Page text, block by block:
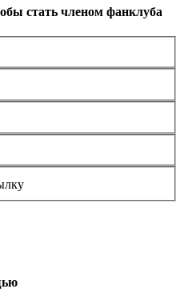
стать членом фанклуба